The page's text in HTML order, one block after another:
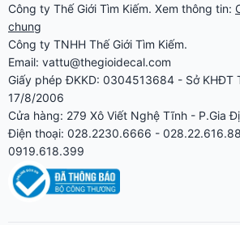
Công ty Thế Giới Tìm Kiếm. Xem thông tin:
chung
Công ty TNHH Thế Giới Tìm Kiếm.
Email: vattu@thegioidecal.com
Giấy phép ĐKKD: 0304513684 - Sở KHĐT
17/8/2006
Cửa hàng: 279 Xô Viết Nghệ Tĩnh - P.Gia
Điện thoại: 028.2230.6666 -
0919.618.399